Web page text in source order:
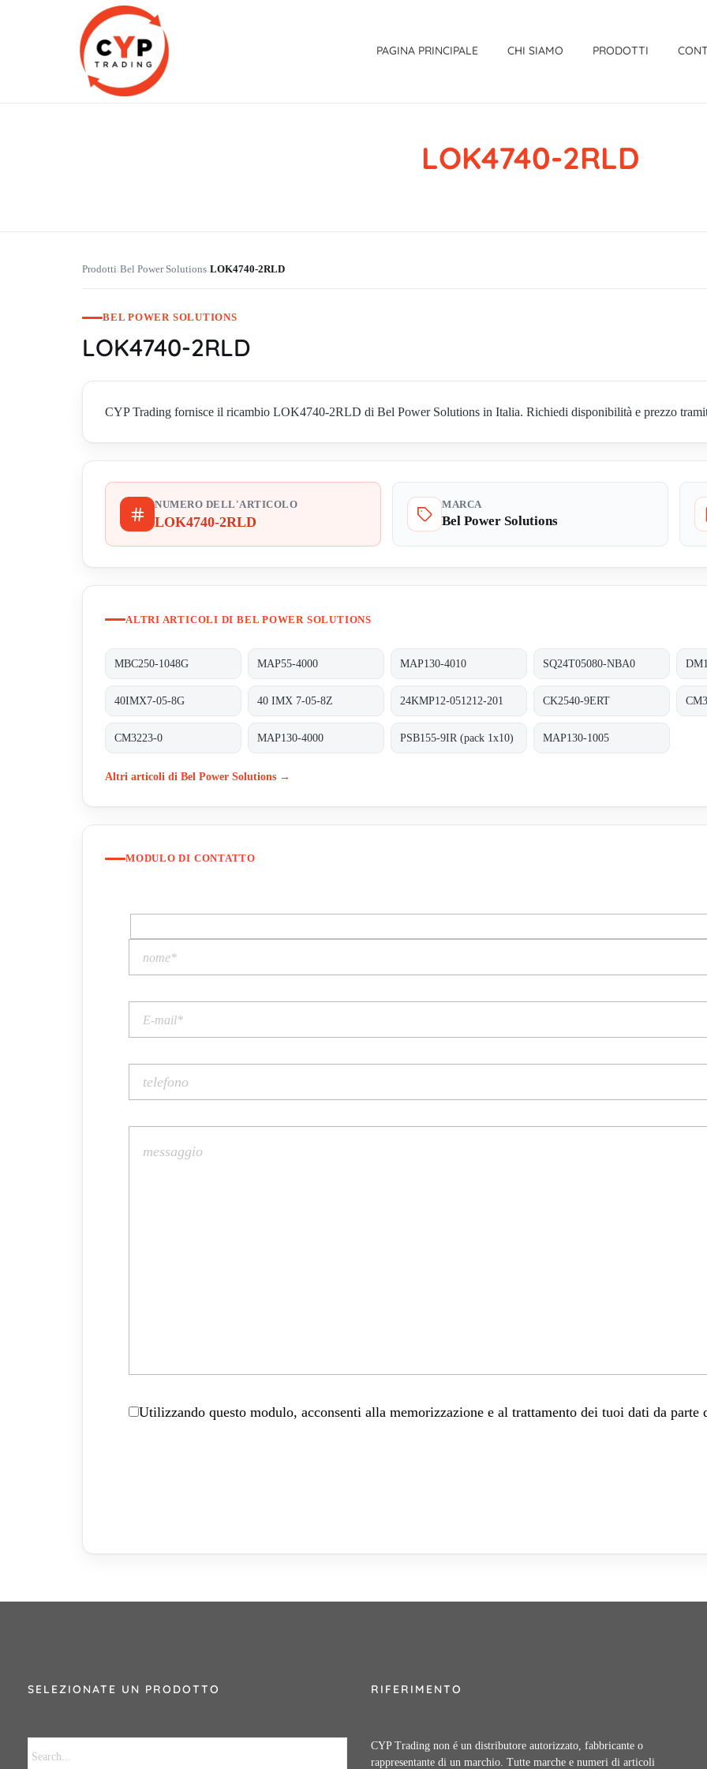
PAGINA PRINCIPALE CHI SIAMO PRODOTTI
LOK4740-2RLD
Prodotti›Bel Power Solutions›LOK4740-2RLD
BEL POWER SOLUTIONS
LOK4740-2RLD
CYP Trading fornisce il ricambio LOK4740-2RLD di Bel Power Solutions in Italia. Richiedi disponibilità e prezzo
NUMERO DELL'ARTICOLO
LOK4740-2RLD
MARCA
Bel Power Solutions
ALTRI ARTICOLI DI BEL POWER SOLUTIONS
MBC250-1048G MAP55-4000 MAP130-4010 SQ24T05080-NBA0
40IMX7-05-8G 40 IMX 7-05-8Z 24KMP12-051212-201 CK2540-9ERT
CM3223-0 MAP130-4000 PSB155-9IR (pack 1x10) MAP130-1005
Altri articoli di Bel Power Solutions →
MODULO DI CONTATTO
Utilizzando questo modulo, acconsenti alla memorizzazione e al trattamento dei tuoi dati da parte
SELEZIONATE UN PRODOTTO RIFERIMENTO
CYP Trading non é un distributore autorizzato, fabbricante o
rappresentante di un marchio. Tutte marche e numeri di articoli